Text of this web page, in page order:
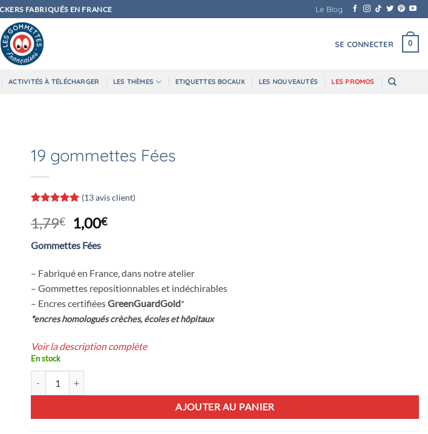
FABRIQUÉS EN FRANCE Le Blog
SE CONNECTER 0
ACTIVITÉS À TÉLÉCHARGER LES THÈMES ETIQUETTES BOCAUX LES NOUVEAUTÉS LES PROMOS
19 gommettes Fées
5 basé sur
notations
client
(13avis client)
1,79€
Le
prix
initial
était :
1,79€.
1,00€Le
est :
1,00€.
Gommettes Fées
– Fabriqué en France, dans notre atelier
– Gommettes repositionnables et indéchirables
– Encres certifiéesGreenGuardGold*
*encres homologués crèches, écoles et hôpitaux
Voir la description complète
En stock
AJOUTER AU PANIER